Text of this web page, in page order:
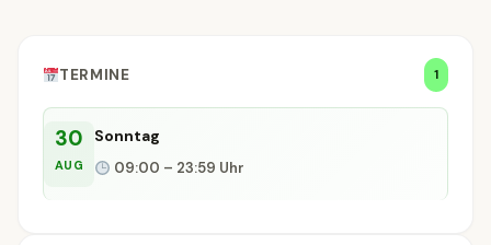
TERMINE 1
30
AUG
Sonntag
09:00 – 23:59 Uhr